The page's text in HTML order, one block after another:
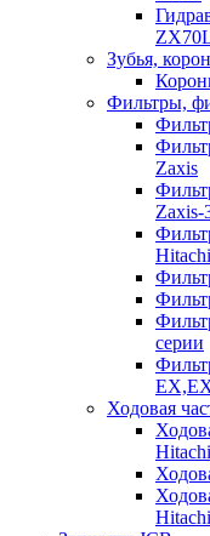
Зубья,
Фильтры,
Zaxis
Zaxis-
Hitachi
серии
Ходовая
Hitachi
Hitachi